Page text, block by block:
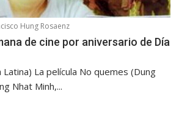
Hung Rosaenz
de cine por aniversario de Día
La película No quemes (Dung
Nhat Minh,...